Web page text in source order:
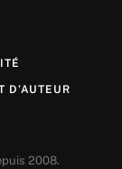
D’AUTEUR
2008.